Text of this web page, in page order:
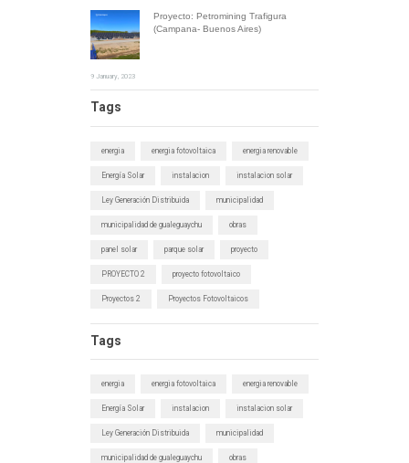
Proyecto: Petromining Trafigura
(Campana- Buenos Aires)
9 January, 2023
Tags
energia energia fotovoltaica energia renovable
Energía Solar instalacion instalacion solar
Ley Generación Distribuida municipalidad
municipalidad de gualeguaychu obras
panel solar parque solar proyecto
PROYECTO 2 proyecto fotovoltaico
Proyectos 2 Proyectos Fotovoltaicos
Tags
energia energia fotovoltaica energia renovable
Energía Solar instalacion instalacion solar
Ley Generación Distribuida municipalidad
municipalidad de gualeguaychu obras